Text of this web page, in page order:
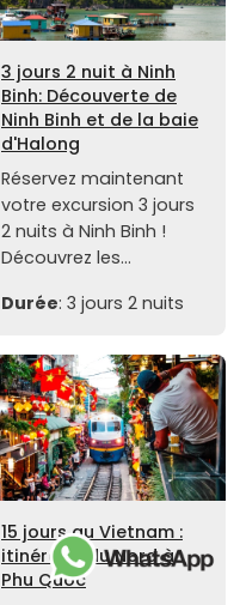
3 jours 2 nuit à Ninh
Binh: Découverte de
Ninh Binh et de la baie
d'Halong
Réservez maintenant
votre excursion 3 jours
2 nuits à Ninh Binh !
Découvrez les...
Durée: 3 jours 2 nuits
15 jours au Vietnam :
itinéraire du Nord à
Phu Quoc